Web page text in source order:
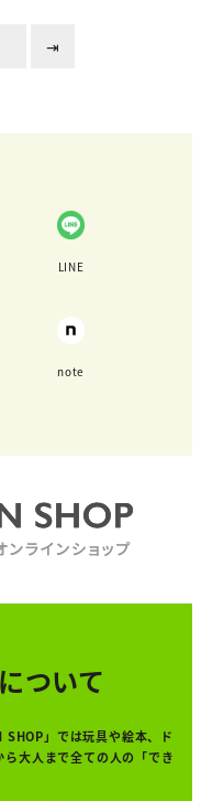
⇥
LINE
note
について
SHOP」では玩具や絵本、ド
ら大人まで全ての人の「でき